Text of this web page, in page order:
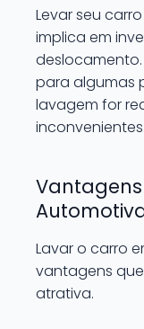
Levar seu
implica em
para algumas
lavagem for
inconvenientes.
Lavar o carro
vantagens
atrativa.